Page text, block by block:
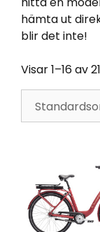
hämta ut
blir det inte!
Visar 1–16 av